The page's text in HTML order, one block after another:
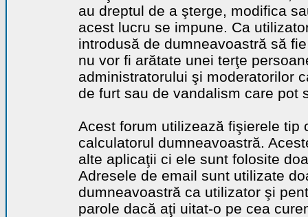
au dreptul de a şterge, modifica
acest lucru se impune. Ca
introdusă de dumneavoastră să
nu vor fi arătate unei terţe
administratorului şi moderatorilor
de furt sau de vandalism care pot
Acest forum utilizează fişierele tip
calculatorul dumneavoastră.
alte aplicaţii ci ele sunt folosite
Adresele de email sunt utilizate
dumneavoastră ca utilizator şi
parole dacă aţi uitat-o pe cea